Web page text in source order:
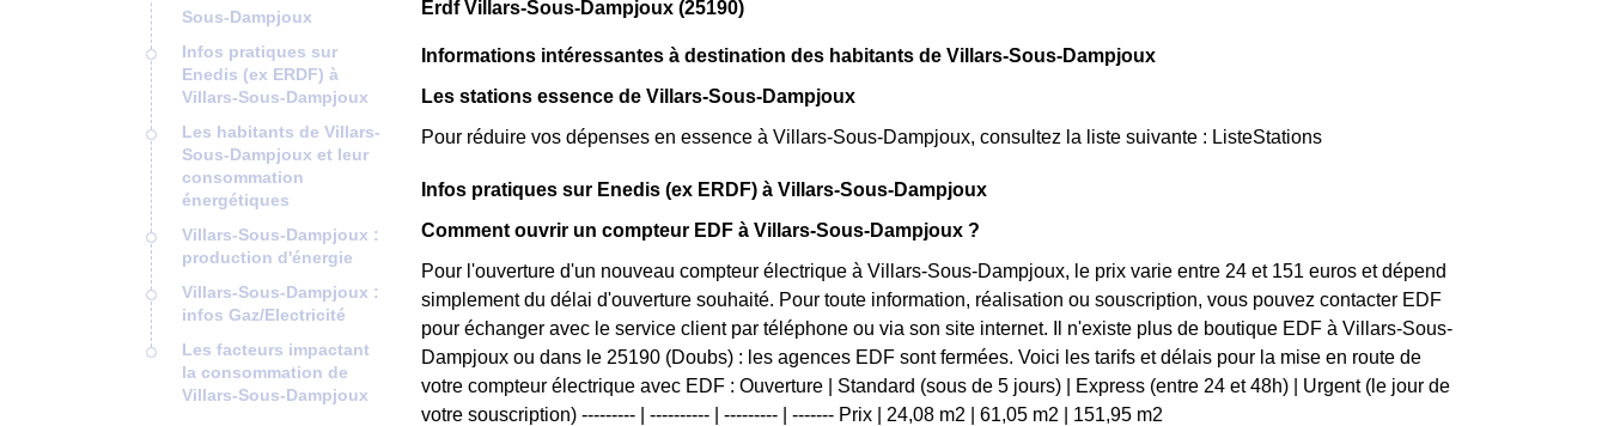
Sous-Dampjoux
Infos pratiques sur
Enedis (ex ERDF) à
Villars-Sous-Dampjoux
Les habitants de Villars-
Sous-Dampjoux et leur
consommation
énergétiques
Villars-Sous-Dampjoux :
production d'énergie
Villars-Sous-Dampjoux :
infos Gaz/Electricité
Les facteurs impactant
la consommation de
Villars-Sous-Dampjoux
Erdf Villars-Sous-Dampjoux (25190)
Informations intéressantes à destination des habitants de Villars-Sous-Dampjoux
Les stations essence de Villars-Sous-Dampjoux
Pour réduire vos dépenses en essence à Villars-Sous-Dampjoux, consultez la liste suivante : ListeStations
Infos pratiques sur Enedis (ex ERDF) à Villars-Sous-Dampjoux
Comment ouvrir un compteur EDF à Villars-Sous-Dampjoux ?
Pour l'ouverture d'un nouveau compteur électrique à Villars-Sous-Dampjoux, le prix varie entre 24 et 151 euros et dépend
simplement du délai d'ouverture souhaité. Pour toute information, réalisation ou souscription, vous pouvez contacter EDF
pour échanger avec le service client par téléphone ou via son site internet. Il n'existe plus de boutique EDF à Villars-Sous-
Dampjoux ou dans le 25190 (Doubs) : les agences EDF sont fermées. Voici les tarifs et délais pour la mise en route de
votre compteur électrique avec EDF : Ouverture | Standard (sous de 5 jours) | Express (entre 24 et 48h) | Urgent (le jour de
votre souscription) --------- | ---------- | --------- | ------- Prix | 24,08 m2 | 61,05 m2 | 151,95 m2